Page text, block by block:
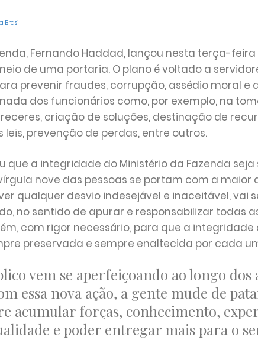
Brasil
Fernando Haddad, lançou nesta terça-feira
de uma portaria. O plano é voltado a
prevenir fraudes, corrupção, assédio moral e
dos funcionários como, por exemplo, na
criação de soluções, destinação de
prevenção de perdas, entre outros.
que a integridade do Ministério da Fazenda
nove das pessoas se portam com a maior
qualquer desvio indesejável e inaceitável, vai
no sentido de apurar e responsabilizar todas
com rigor necessário, para que a integridade
preservada e sempre enaltecida por cada
vem se aperfeiçoando ao longo dos
essa nova ação, a gente mude de
acumular forças, conhecimento,
e poder entregar mais para o